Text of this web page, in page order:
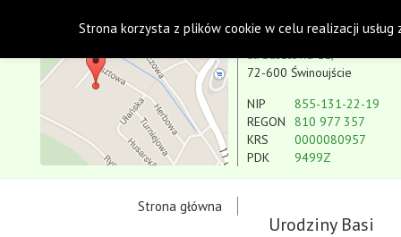
Koło w Świnoujściu
ul. Basztowa 11,
72-600 Świnoujście
NIP
REGON
KRS
PDK
855-131-22-19
810 977 357
0000080957
9499Z
Strona główna
Urodziny Basi
Strona korzysta z plików cookie w celu realizacji usług